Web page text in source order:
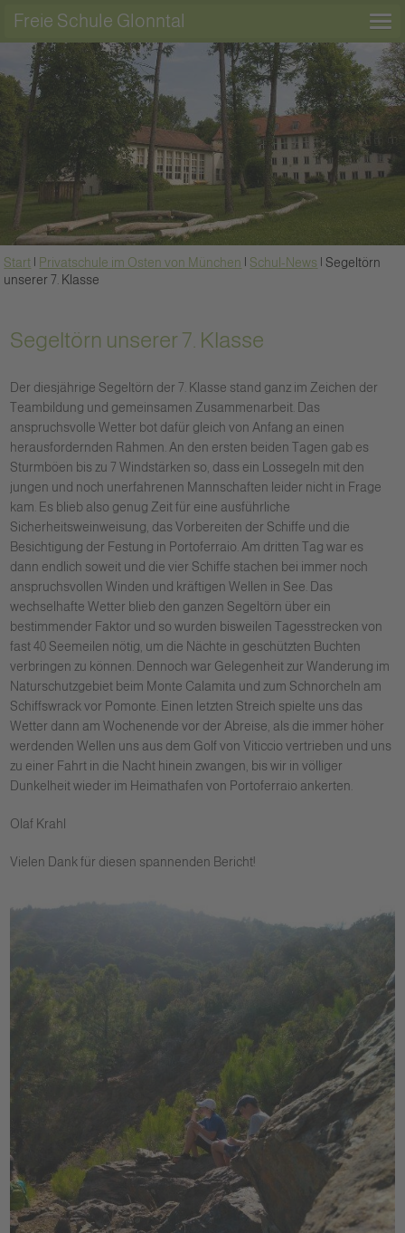
Freie Schule Glonntal
Start Privatschule im Osten von München Schul-News
Segeltörn
unserer 7. Klasse
Segeltörn unserer 7. Klasse
Der diesjährige Segeltörn der 7. Klasse stand ganz im Zeichen der
Teambildung und gemeinsamen Zusammenarbeit. Das
anspruchsvolle Wetter bot dafür gleich von Anfang an einen
herausfordernden Rahmen. An den ersten beiden Tagen gab es
Sturmböen bis zu 7 Windstärken so, dass ein Lossegeln mit den
jungen und noch unerfahrenen Mannschaften leider nicht in Frage
kam. Es blieb also genug Zeit für eine ausführliche
Sicherheitsweinweisung, das Vorbereiten der Schiffe und die
Besichtigung der Festung in Portoferraio. Am dritten Tag war es
dann endlich soweit und die vier Schiffe stachen bei immer noch
anspruchsvollen Winden und kräftigen Wellen in See. Das
wechselhafte Wetter blieb den ganzen Segeltörn über ein
bestimmender Faktor und so wurden bisweilen Tagesstrecken von
fast 40 Seemeilen nötig, um die Nächte in geschützten Buchten
verbringen zu können. Dennoch war Gelegenheit zur Wanderung im
Naturschutzgebiet beim Monte Calamita und zum Schnorcheln am
Schiffswrack vor Pomonte. Einen letzten Streich spielte uns das
Wetter dann am Wochenende vor der Abreise, als die immer höher
werdenden Wellen uns aus dem Golf von Viticcio vertrieben und uns
zu einer Fahrt in die Nacht hinein zwangen, bis wir in völliger
Dunkelheit wieder im Heimathafen von Portoferraio ankerten.
Olaf Krahl
Vielen Dank für diesen spannenden Bericht!